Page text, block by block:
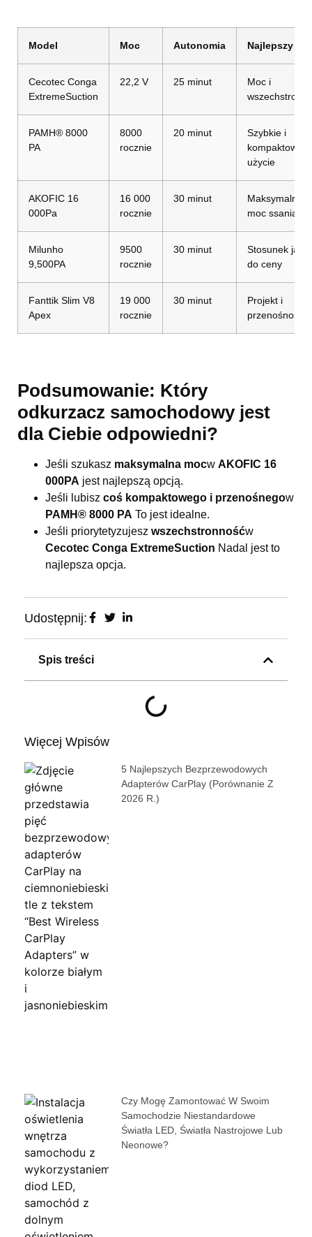
Model Moc Autonomia Najlepszy dla
Cecotec Conga
ExtremeSuction
22,2 V 25 minut
Moc i
PAMH® 8000
PA
8000
rocznie
20 minut
Szybkie i
kompaktowe
użycie
AKOFIC 16
000Pa
16 000
rocznie
30 minut
Maksymalna
moc ssania
Milunho
9,500PA
9500
rocznie
30 minut
Stosunek
do ceny
Fanttik Slim V8
Apex
19 000
rocznie
30 minut
Projekt i
przenośność
Podsumowanie: Który
odkurzacz samochodowy jest
dla Ciebie odpowiedni?
Jeśli szukasz maksymalna mocw AKOFIC 16
000PA jest najlepszą opcją.
Jeśli lubisz coś kompaktowego i przenośnegow
PAMH® 8000 PA To jest idealne.
Jeśli priorytetyzujesz wszechstronnośćw
Cecotec Conga ExtremeSuction Nadal jest to
najlepsza opcja.
Udostępnij:
Spis treści
Więcej Wpisów
5 Najlepszych Bezprzewodowych
Adapterów CarPlay (porównanie Z
2026 R.)
Czy Mogę Zamontować W Swoim
Samochodzie Niestandardowe
Światła LED, Światła Nastrojowe Lub
Neonowe?